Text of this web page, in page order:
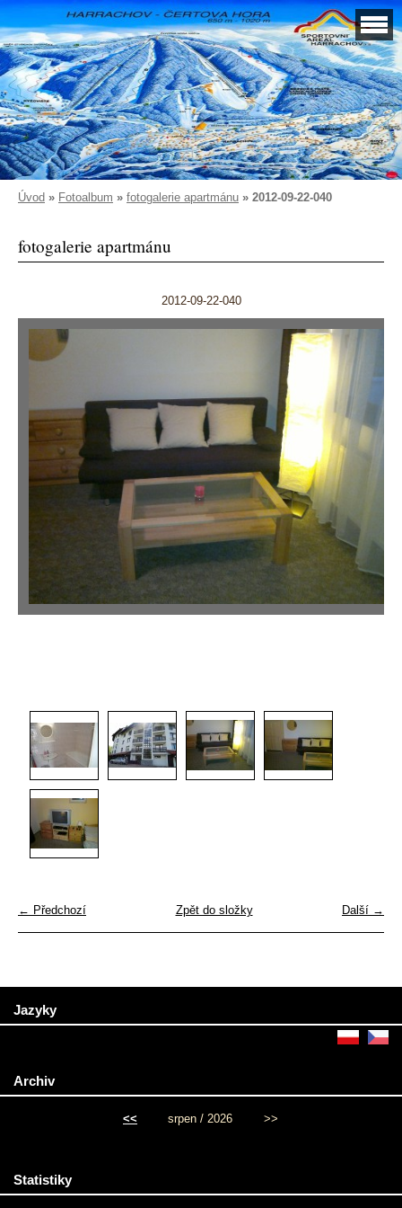
Úvod » Fotoalbum » fotogalerie apartmánu » 2012-09-22-040
fotogalerie apartmánu
2012-09-22-040
← Předchozí Další →
Zpět do složky
Jazyky
Archiv
<< srpen / 2026 >>
Statistiky